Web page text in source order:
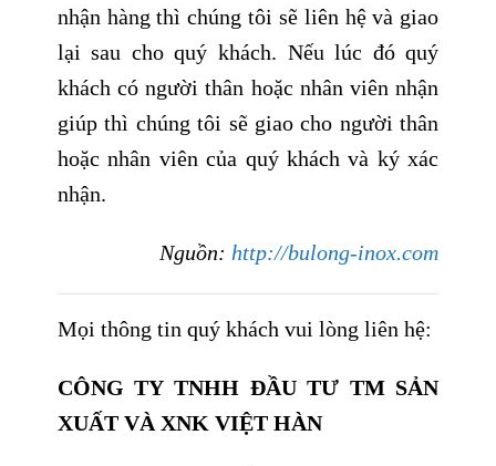
nhận hàng thì chúng tôi sẽ liên hệ và giao
lại sau cho quý khách. Nếu lúc đó quý
khách có người thân hoặc nhân viên nhận
giúp thì chúng tôi sẽ giao cho người thân
hoặc nhân viên của quý khách và ký xác
nhận.
Nguồn: http://bulong-inox.com
Mọi thông tin quý khách vui lòng liên hệ:
CÔNG TY TNHH ĐẦU TƯ TM SẢN
XUẤT VÀ XNK VIỆT HÀN